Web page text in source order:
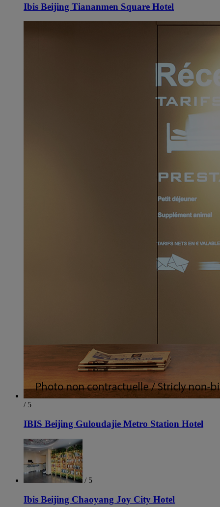
Ibis Beijing Tiananmen Square Hotel
/ 5
IBIS Beijing Guloudajie Metro Station Hotel
/ 5
Ibis Beijing Chaoyang Joy City Hotel